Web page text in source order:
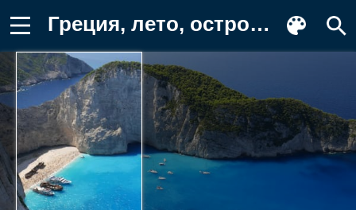
Греция, лето, остров Закинф Обои